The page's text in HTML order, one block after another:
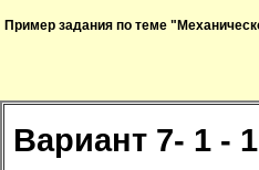
Пример задания по теме
Вариант 7- 1 -